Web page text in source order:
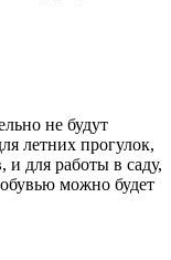
не будут
летних прогулок,
и для работы в саду,
можно будет